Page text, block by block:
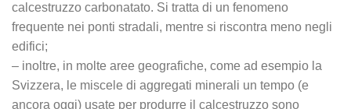
calcestruzzo carbonatato. Si tratta di un fenomeno
frequente nei ponti stradali, mentre si riscontra meno negli
edifici;
– inoltre, in molte aree geografiche, come ad esempio la
Svizzera, le miscele di aggregati minerali un tempo (e
ancora oggi) usate per produrre il calcestruzzo sono